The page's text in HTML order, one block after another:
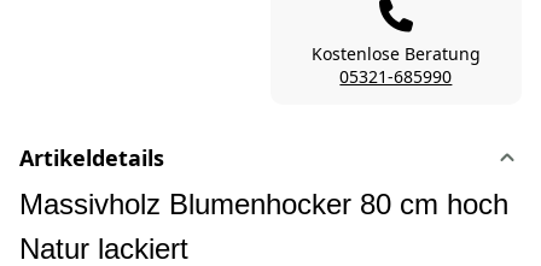
Kostenlose Beratung
05321-685990
Artikeldetails
Massivholz Blumenhocker 80 cm hoch
Natur lackiert